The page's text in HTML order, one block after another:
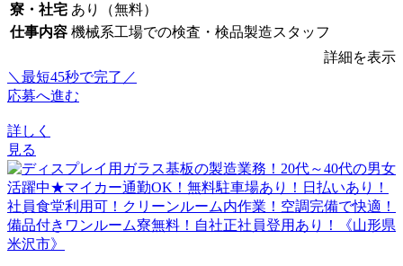
寮・社宅 あり（無料）
仕事内容 機械系工場での検査・検品製造スタッフ
詳細を表示
＼最短45秒で完了／
応募へ進む
詳しく
見る